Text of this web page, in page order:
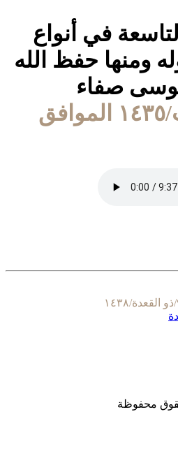
في أنواع
ومنها حفظ الله
صفاء
١٩/رجب/١٤٣٥ الموافق
محفوظة